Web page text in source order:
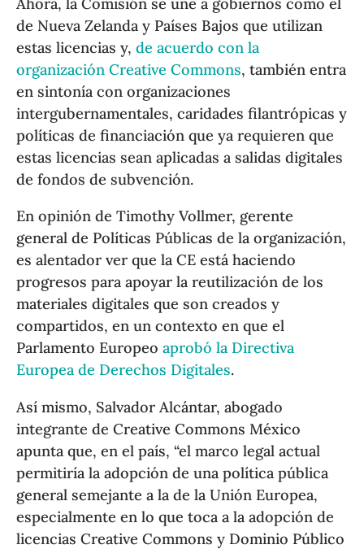
Ahora, la Comisión se une a gobiernos como el
de Nueva Zelanda y Países Bajos que utilizan
estas licencias y,de acuerdo con la
organización Creative Commons, también entra
en sintonía con organizaciones
intergubernamentales, caridades filantrópicas y
políticas de financiación que ya requieren que
estas licencias sean aplicadas a salidas digitales
de fondos de subvención.
En opinión de Timothy Vollmer, gerente
general de Políticas Públicas de la organización,
es alentador ver que la CE está haciendo
progresos para apoyar la reutilización de los
materiales digitales que son creados y
compartidos, en un contexto en que el
Parlamento Europeoaprobó la Directiva
Europea de Derechos Digitales.
Así mismo, Salvador Alcántar, abogado
integrante de Creative Commons México
apunta que, en el país, “el marco legal actual
permitiría la adopción de una política pública
general semejante a la de la Unión Europea,
especialmente en lo que toca a la adopción de
licencias Creative Commons y Dominio Público